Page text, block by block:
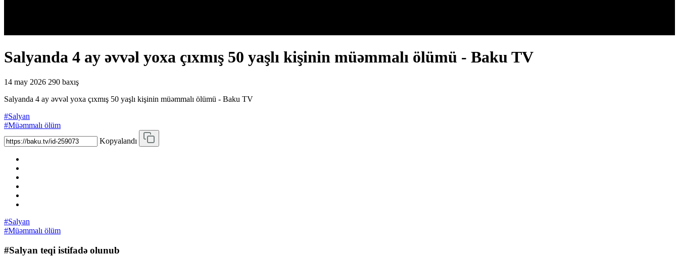
Salyanda 4 ay əvvəl yoxa çıxmış 50 yaşlı kişinin müəmmalı ölümü - Baku TV
14 may 2026 290 baxış
Salyanda 4 ay əvvəl yoxa çıxmış 50 yaşlı kişinin müəmmalı ölümü - Baku TV
#Salyan
#Müəmmalı ölüm
Kopyalandı
#Salyan
#Müəmmalı ölüm
#Salyan teqi istifadə olunub